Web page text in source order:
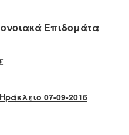
Επιδομάτα
Ηράκλειο 07-09-2016